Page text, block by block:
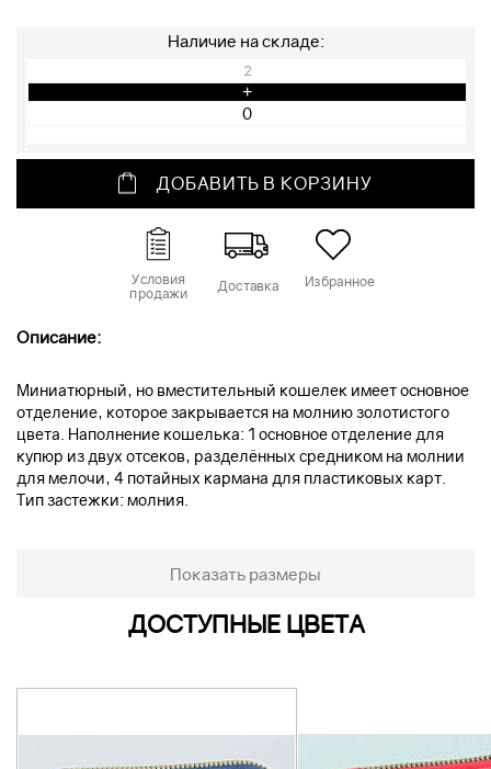
Наличие на складе:
2
+
ДОБАВИТЬ В КОРЗИНУ
Условия
продажи Доставка Избранное
Описание:
Миниатюрный, но вместительный кошелек имеет основное
отделение, которое закрывается на молнию золотистого
цвета. Наполнение кошелька: 1 основное отделение для
купюр из двух отсеков, разделённых средником на молнии
для мелочи, 4 потайных кармана для пластиковых карт.
Тип застежки: молния.
Показать размеры
ДОСТУПНЫЕ ЦВЕТА